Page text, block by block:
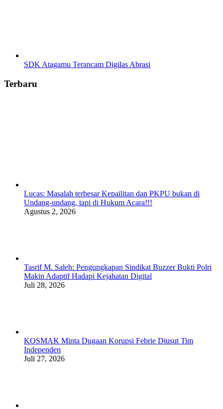
SDK Atagamu Terancam Digilas Abrasi
Terbaru
Lucas: Masalah terbesar Kepailitan dan PKPU bukan di
Undang-undang, tapi di Hukum Acara!!!
Agustus 2, 2026
Tasrif M. Saleh: Pengungkapan Sindikat Buzzer Bukti Polri
Makin Adaptif Hadapi Kejahatan Digital
Juli 28, 2026
KOSMAK Minta Dugaan Korupsi Febrie Diusut Tim
Independen
Juli 27, 2026